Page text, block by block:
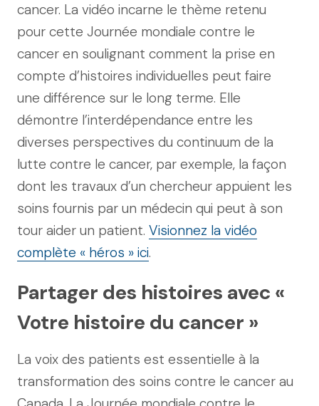
cancer. La vidéo incarne le thème retenu
pour cette Journée mondiale contre le
cancer en soulignant comment la prise en
compte d’histoires individuelles peut faire
une différence sur le long terme. Elle
démontre l’interdépendance entre les
diverses perspectives du continuum de la
lutte contre le cancer, par exemple, la façon
dont les travaux d’un chercheur appuient les
soins fournis par un médecin qui peut à son
tour aider un patient. Visionnez la vidéo
complète « héros » ici.
Partager des histoires avec «
Votre histoire du cancer »
La voix des patients est essentielle à la
transformation des soins contre le cancer au